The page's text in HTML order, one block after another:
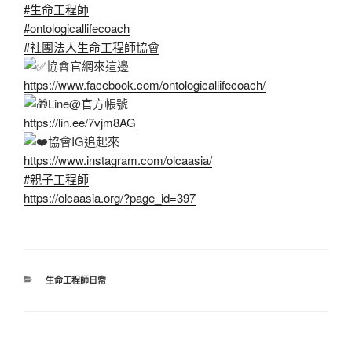
#生命工程師
#ontologicallifecoach
#社團法人生命工程師協會
協會官網來這邊
https://www.facebook.com/ontologicallifecoach/
Line@官方帳號
https://lin.ee/7vjm8AG
協會IG追起來
https://www.instagram.com/olcaasia/
#親子工程師
https://olcaasia.org/?page_id=397
分
生命工程師日常